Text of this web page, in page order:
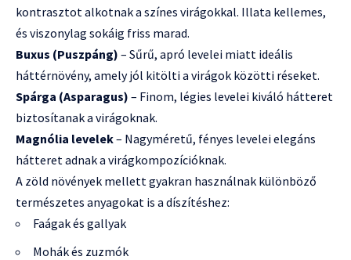
kontrasztot alkotnak a színes virágokkal. Illata kellemes,
és viszonylag sokáig friss marad.
Buxus (Puszpáng) – Sűrű, apró levelei miatt ideális
háttérnövény, amely jól kitölti a virágok közötti réseket.
Spárga (Asparagus) – Finom, légies levelei kiváló hátteret
biztosítanak a virágoknak.
Magnólia levelek– Nagyméretű, fényes levelei elegáns
hátteret adnak a virágkompozícióknak.
A zöld növények mellett gyakran használnak különböző
természetes anyagokat is a díszítéshez:
Faágak és gallyak
Mohák és zuzmók